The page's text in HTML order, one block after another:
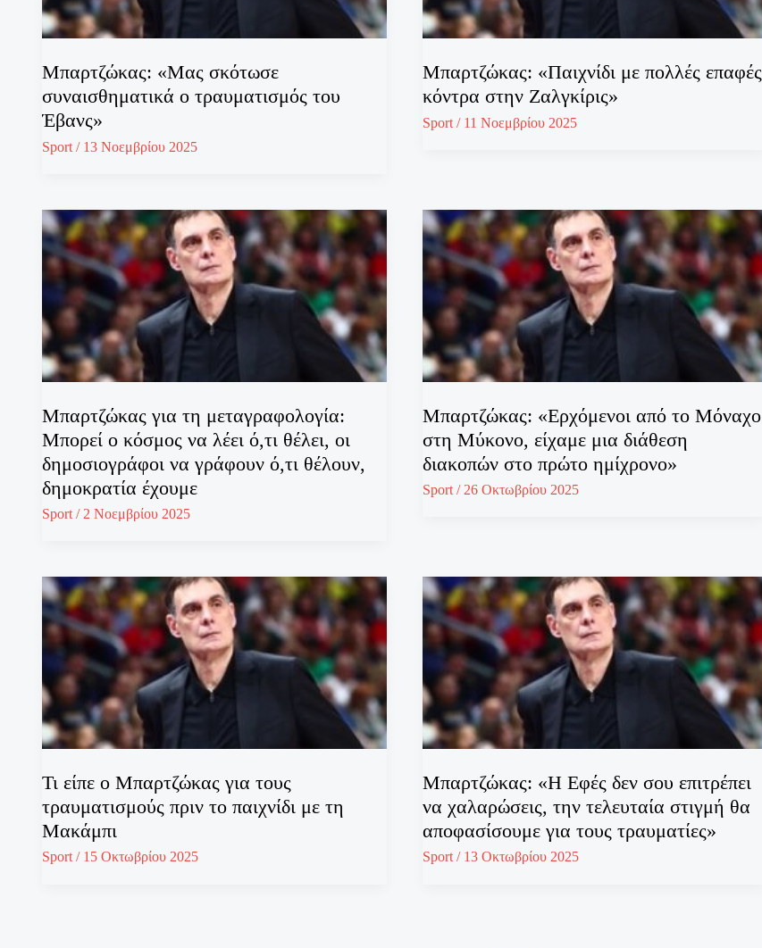
Μπαρτζώκας: «Μας σκότωσε
συναισθηματικά ο τραυματισμός του
Έβανς»
Sport / 13 Νοεμβρίου 2025
Μπαρτζώκας: «Παιχνίδι με πολλές επαφές
κόντρα στην Ζαλγκίρις»
Sport/ 11 Νοεμβρίου 2025
Μπαρτζώκας για τη μεταγραφολογία:
Μπορεί ο κόσμος να λέει ό,τι θέλει, οι
δημοσιογράφοι να γράφουν ό,τι θέλουν,
δημοκρατία έχουμε
Sport / 2 Νοεμβρίου 2025
Μπαρτζώκας: «Ερχόμενοι από το Μόναχο
στη Μύκονο, είχαμε μια διάθεση
διακοπών στο πρώτο ημίχρονο»
Sport/ 26 Οκτωβρίου 2025
Τι είπε ο Μπαρτζώκας για τους
τραυματισμούς πριν το παιχνίδι με τη
Μακάμπι
Sport/ 15 Οκτωβρίου 2025
Μπαρτζώκας: «Η Εφές δεν σου επιτρέπει
να χαλαρώσεις, την τελευταία στιγμή θα
αποφασίσουμε για τους τραυματίες»
Sport/ 13 Οκτωβρίου 2025